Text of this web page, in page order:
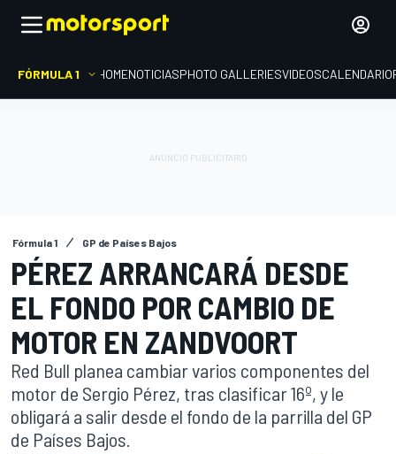
FÓRMULA 1 HOMENOTICIASPHOTO GALLERIESVIDEOSCALENDARIO
Fórmula 1 GP de Países Bajos
PÉREZ ARRANCARÁ DESDE
EL FONDO POR CAMBIO DE
MOTOR EN ZANDVOORT
Red Bull planea cambiar varios componentes del
motor de Sergio Pérez, tras clasificar 16º, y le
obligará a salir desde el fondo de la parrilla del GP
de Países Bajos.